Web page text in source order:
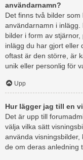
användarnamn?
Det finns två bilder
användarnamn i
bilder i form av
inlägg du har gjort eller
oftast är den större, är
unik eller personlig för
Upp
Hur lägger jag till en
Det är upp till
välja vilka sätt
använda
de om deras anledning